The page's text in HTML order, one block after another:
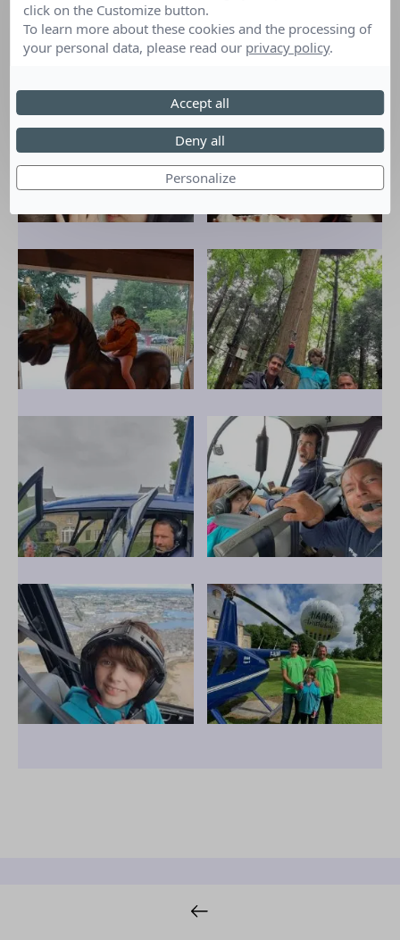
Alain, bénévole accompagnateur
click on the Customize button.
To learn more about these cookies and the processing of
your personal data, please read our privacy policy.
Personalize
Deny all
Accept all